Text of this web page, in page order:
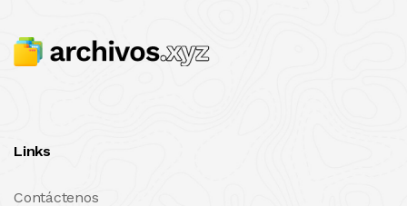
Links
Contáctenos